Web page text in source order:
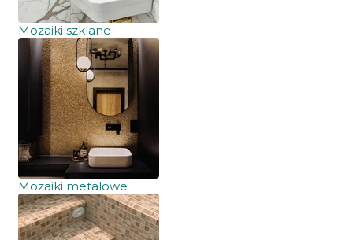
Mozaiki szklane
Mozaiki metalowe